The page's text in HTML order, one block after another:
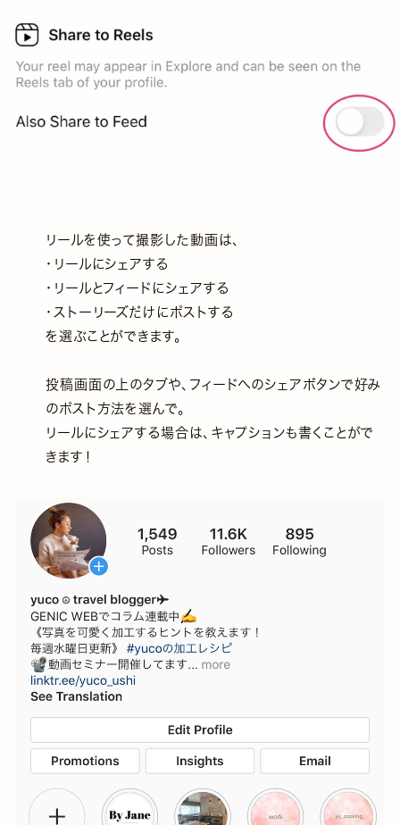
リールを使って撮影した動画は、
・リールにシェアする
・リールとフィードにシェアする
・ストーリーズだけにポストする
を選ぶことができます。
投稿画面の上のタブや、フィードへのシェアボタンで好み
のポスト方法を選んで。
リールにシェアする場合は、キャプションも書くことがで
きます！